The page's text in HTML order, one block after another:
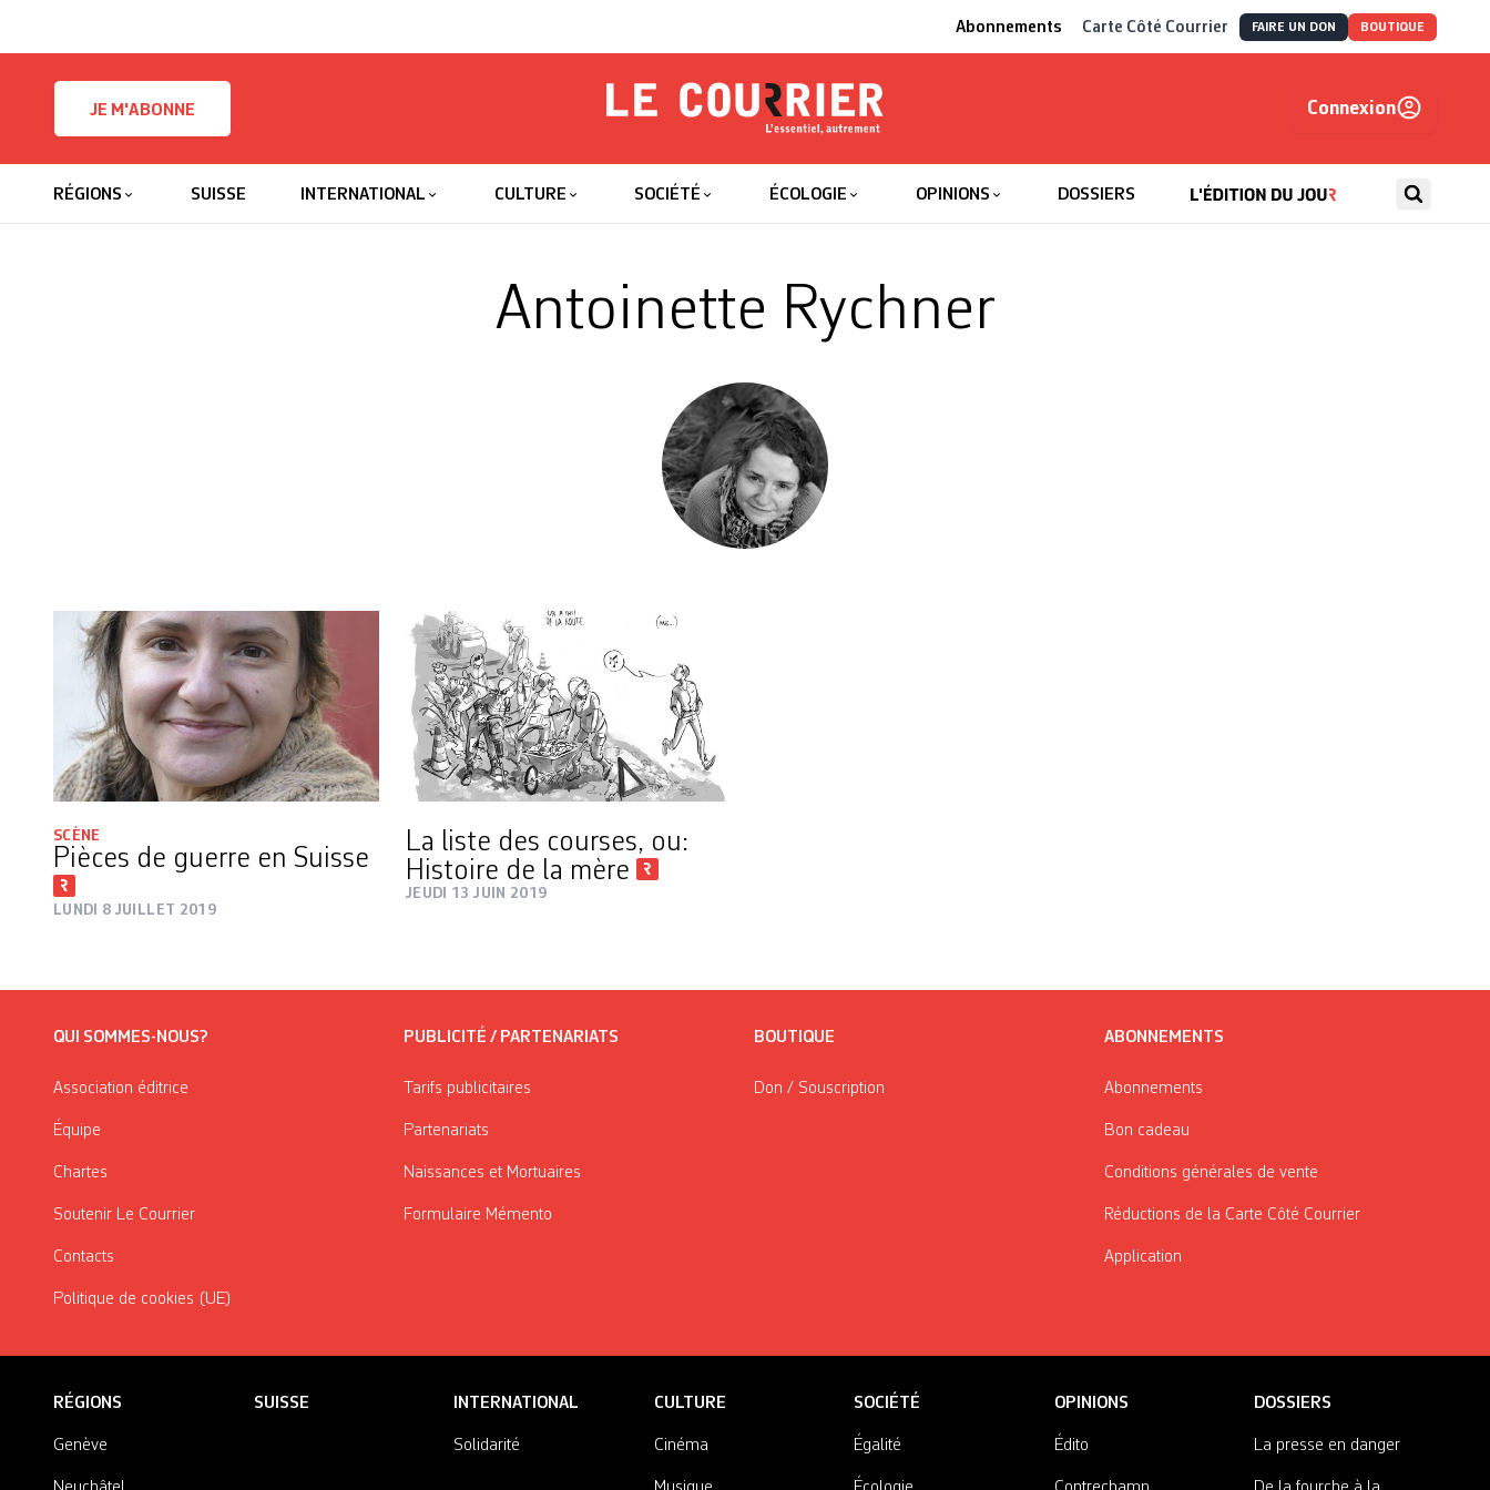
Abonnements Carte Côté Courrier FAIRE UN DON BOUTIQUE
JE M'ABONNE
Le Courrier
Connexion
RÉGIONS SUISSE INTERNATIONAL CULTURE SOCIÉTÉ ÉCOLOGIE OPINIONS DOSSIERS
Antoinette Rychner
SCÈNE
Pièces de guerre en Suisse
LUNDI 8 JUILLET 2019
La liste des courses, ou:
Histoire de la mère
JEUDI 13 JUIN 2019
QUI SOMMES-NOUS?
Association éditrice
Équipe
Chartes
Soutenir Le Courrier
Contacts
Politique de cookies (UE)
PUBLICITÉ / PARTENARIATS
Tarifs publicitaires
Partenariats
Naissances et Mortuaires
Formulaire Mémento
BOUTIQUE
Don / Souscription
ABONNEMENTS
Abonnements
Bon cadeau
Conditions générales de vente
Réductions de la Carte Côté Courrier
Application
RÉGIONS
Genève
SUISSE INTERNATIONAL
Solidarité
CULTURE
Cinéma
SOCIÉTÉ
Égalité
OPINIONS
Édito
DOSSIERS
La presse en danger